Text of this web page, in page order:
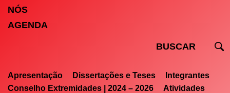
NÓS
AGENDA
Apresentação Dissertações e Teses
Integrantes
Conselho Extremidades | 2024 – 2026
Atividades